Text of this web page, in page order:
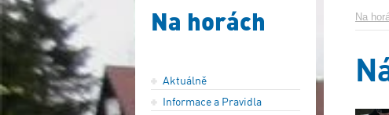
Na horách
Aktuálně
Informace a Pravidla
Na